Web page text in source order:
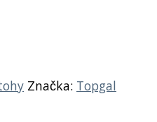
Značka: Topgal